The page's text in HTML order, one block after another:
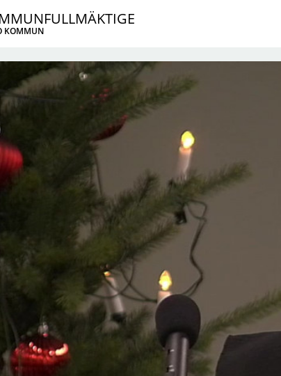
KOMMUN